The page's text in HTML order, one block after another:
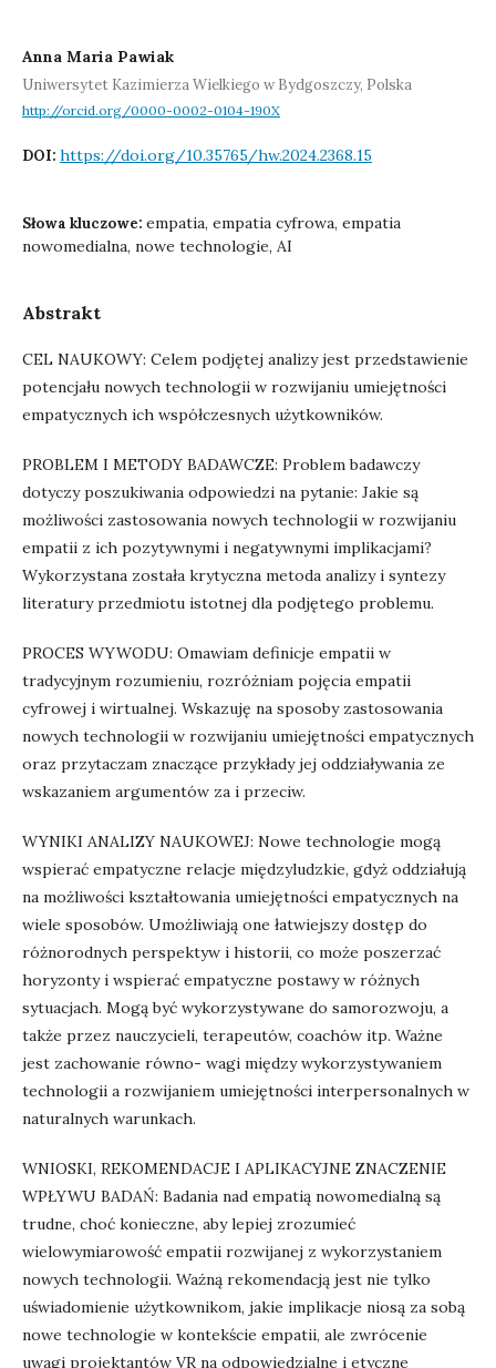
Anna Maria Pawiak
Uniwersytet Kazimierza Wielkiego w Bydgoszczy, Polska
http://orcid.org/0000-0002-0104-190X
DOI: https://doi.org/10.35765/hw.2024.2368.15
Słowa kluczowe: empatia, empatia cyfrowa, empatia
nowomedialna, nowe technologie, AI
Abstrakt
CEL NAUKOWY: Celem podjętej analizy jest przedstawienie
potencjału nowych technologii w rozwijaniu umiejętności
empatycznych ich współczesnych użytkowników.
PROBLEM I METODY BADAWCZE: Problem badawczy
dotyczy poszukiwania odpowiedzi na pytanie: Jakie są
możliwości zastosowania nowych technologii w rozwijaniu
empatii z ich pozytywnymi i negatywnymi implikacjami?
Wykorzystana została krytyczna metoda analizy i syntezy
literatury przedmiotu istotnej dla podjętego problemu.
PROCES WYWODU: Omawiam definicje empatii w
tradycyjnym rozumieniu, rozróżniam pojęcia empatii
cyfrowej i wirtualnej. Wskazuję na sposoby zastosowania
nowych technologii w rozwijaniu umiejętności empatycznych
oraz przytaczam znaczące przykłady jej oddziaływania ze
wskazaniem argumentów za i przeciw.
WYNIKI ANALIZY NAUKOWEJ: Nowe technologie mogą
wspierać empatyczne relacje międzyludzkie, gdyż oddziałują
na możliwości kształtowania umiejętności empatycznych na
wiele sposobów. Umożliwiają one łatwiejszy dostęp do
różnorodnych perspektyw i historii, co może poszerzać
horyzonty i wspierać empatyczne postawy w różnych
sytuacjach. Mogą być wykorzystywane do samorozwoju, a
także przez nauczycieli, terapeutów, coachów itp. Ważne
jest zachowanie równo- wagi między wykorzystywaniem
technologii a rozwijaniem umiejętności interpersonalnych w
naturalnych warunkach.
WNIOSKI, REKOMENDACJE I APLIKACYJNE ZNACZENIE
WPŁYWU BADAŃ: Badania nad empatią nowomedialną są
trudne, choć konieczne, aby lepiej zrozumieć
wielowymiarowość empatii rozwijanej z wykorzystaniem
nowych technologii. Ważną rekomendacją jest nie tylko
uświadomienie użytkownikom, jakie implikacje niosą za sobą
nowe technologie w kontekście empatii, ale zwrócenie
uwagi projektantów VR na odpowiedzialne i etyczne